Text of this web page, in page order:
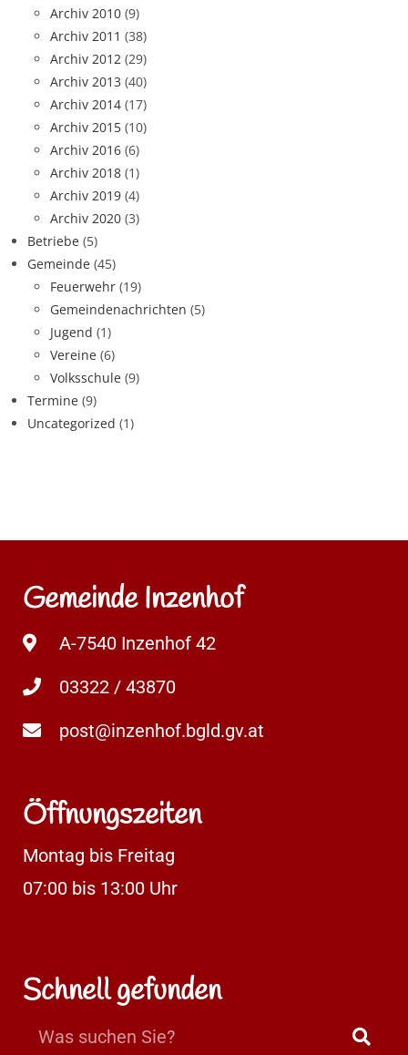
Archiv 2010 (9)
Archiv 2011 (38)
Archiv 2012 (29)
Archiv 2013 (40)
Archiv 2014 (17)
Archiv 2015 (10)
Archiv 2016 (6)
Archiv 2018 (1)
Archiv 2019 (4)
Archiv 2020 (3)
Betriebe (5)
Gemeinde (45)
Feuerwehr (19)
Gemeindenachrichten (5)
Jugend (1)
Vereine (6)
Volksschule (9)
Termine (9)
Uncategorized (1)
Gemeinde Inzenhof
A-7540 Inzenhof 42
03322 / 43870
post@inzenhof.bgld.gv.at
Öffnungszeiten
Montag bis Freitag
07:00 bis 13:00 Uhr
Schnell gefunden